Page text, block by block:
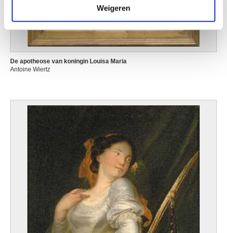
Weigeren
De apotheose van koningin Louisa Maria
Antoine Wiertz